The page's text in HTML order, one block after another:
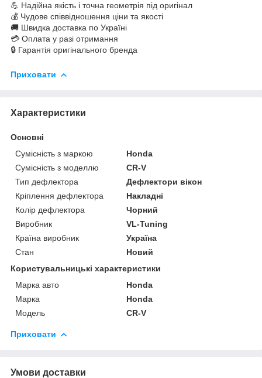
💪 Надійна якість і точна геометрія під оригінал
💰 Чудове співвідношення ціни та якості
🚚 Швидка доставка по Україні
💳 Оплата у разі отримання
🔒 Гарантія оригінального бренда
Приховати
Характеристики
Основні
Сумісність з маркою
Honda
Сумісність з моделлю
CR-V
Тип дефлектора
Дефлектори вікон
Кріплення дефлектора
Накладні
Колір дефлектора
Чорний
Виробник
VL-Tuning
Країна виробник
Україна
Стан
Новий
Користувальницькі характеристики
Марка авто
Honda
Марка
Honda
Модель
CR-V
Приховати
Умови доставки